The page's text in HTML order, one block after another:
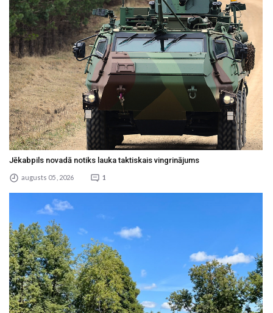
Jēkabpils novadā notiks lauka taktiskais vingrinājums
augusts 05 , 2026 1